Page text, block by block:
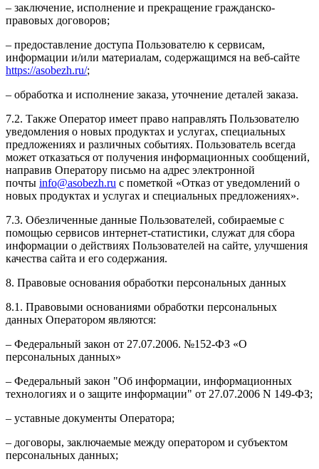
– заключение, исполнение и прекращение гражданско-
правовых договоров;
– предоставление доступа Пользователю к сервисам,
информации и/или материалам, содержащимся на веб-сайте
https://asobezh.ru/;
– обработка и исполнение заказа, уточнение деталей заказа.
7.2. Также Оператор имеет право направлять Пользователю
уведомления о новых продуктах и услугах, специальных
предложениях и различных событиях. Пользователь всегда
может отказаться от получения информационных сообщений,
направив Оператору письмо на адрес электронной
почты info@asobezh.ru с пометкой «Отказ от уведомлений о
новых продуктах и услугах и специальных предложениях».
7.3. Обезличенные данные Пользователей, собираемые с
помощью сервисов интернет-статистики, служат для сбора
информации о действиях Пользователей на сайте, улучшения
качества сайта и его содержания.
8. Правовые основания обработки персональных данных
8.1. Правовыми основаниями обработки персональных
данных Оператором являются:
– Федеральный закон от 27.07.2006. №152-ФЗ «О
персональных данных»
– Федеральный закон "Об информации, информационных
технологиях и о защите информации" от 27.07.2006 N 149-ФЗ;
– уставные документы Оператора;
– договоры, заключаемые между оператором и субъектом
персональных данных;